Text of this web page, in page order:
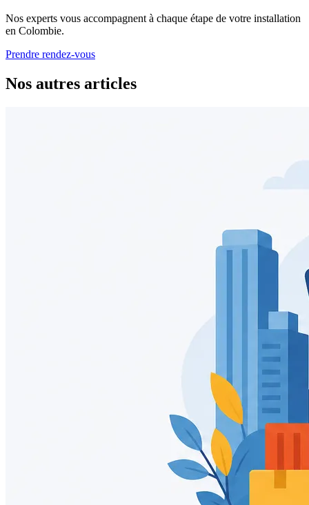
Nos experts vous accompagnent à chaque étape de votre installation
en Colombie.
Prendre rendez-vous
Nos autres articles